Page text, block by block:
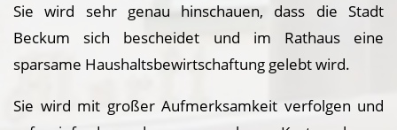
Sie wird sehr genau hinschauen, dass die Stadt
Beckum sich bescheidet und im Rathaus eine
sparsame Haushaltsbewirtschaftung gelebt wird.
Sie wird mit großer Aufmerksamkeit verfolgen und